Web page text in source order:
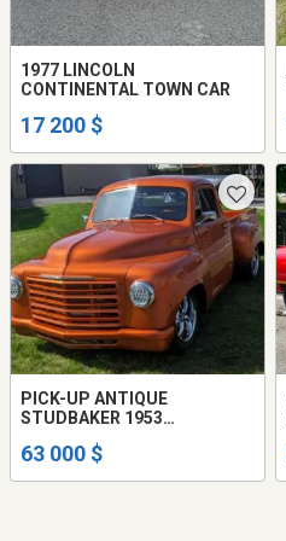
1977 LINCOLN
CONTINENTAL TOWN CAR
17 200 $
PICK-UP ANTIQUE
STUDBAKER 1953
MÉCANIQUE A1. PICK-UP
63 000 $